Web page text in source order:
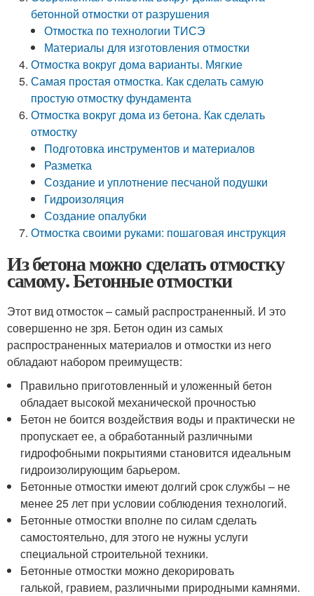
бетонной отмостки от разрушения
Отмостка по технологии ТИСЭ
Материалы для изготовления отмостки
Отмостка вокруг дома варианты. Мягкие
Самая простая отмостка. Как сделать самую
простую отмостку фундамента
Отмостка вокруг дома из бетона. Как сделать
отмостку
Подготовка инструментов и материалов
Разметка
Создание и уплотнение песчаной подушки
Гидроизоляция
Создание опалубки
Отмостка своими руками: пошаговая инструкция
Из бетона можно сделать отмостку
самому. Бетонные отмостки
Этот вид отмосток – самый распространенный. И это
совершенно не зря. Бетон один из самых
распространенных материалов и отмостки из него
обладают набором преимуществ:
Правильно приготовленный и уложенный бетон
обладает высокой механической прочностью
Бетон не боится воздействия воды и практически не
пропускает ее, а обработанный различными
гидрофобными покрытиями становится идеальным
гидроизолирующим барьером.
Бетонные отмостки имеют долгий срок службы – не
менее 25 лет при условии соблюдения технологий.
Бетонные отмостки вполне по силам сделать
самостоятельно, для этого не нужны услуги
специальной строительной техники.
Бетонные отмостки можно декорировать
галькой, гравием, различными природными камнями.